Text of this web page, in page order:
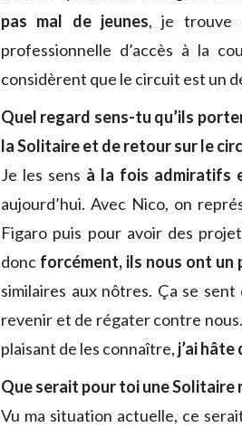
pas mal de jeunes, je trouve
professionnelle d’accès à la
considèrent que le circuit est un
Quel regard sens-tu qu’ils
la Solitaire et de retour sur le
Je les sens à la fois admiratifs
aujourd’hui. Avec Nico, on
Figaro puis pour avoir des
donc forcément, ils nous ont un
similaires aux nôtres. Ça se
revenir et de régater contre
plaisant de les connaître, j’ai
Que serait pour toi une Solitaire
Vu ma situation actuelle, ce